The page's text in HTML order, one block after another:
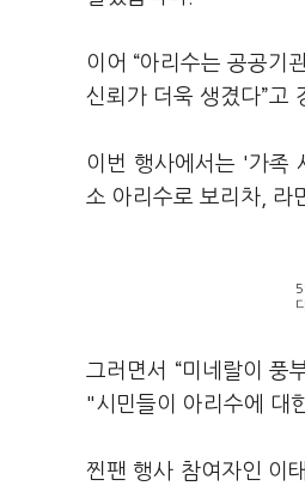
이어 “아리수는 공공기
신뢰가 더욱 생겼다”고
이번 행사에서는 '가족
소 아리수로 보리차, 라
그러면서 “미네랄이 풍
"시민들이 아리수에 대
찐팬 행사 참여자인 이